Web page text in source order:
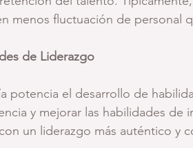
menos fluctuación de personal
de Liderazgo
potencia el desarrollo de
y mejorar las habilidades de
un liderazgo más auténtico y